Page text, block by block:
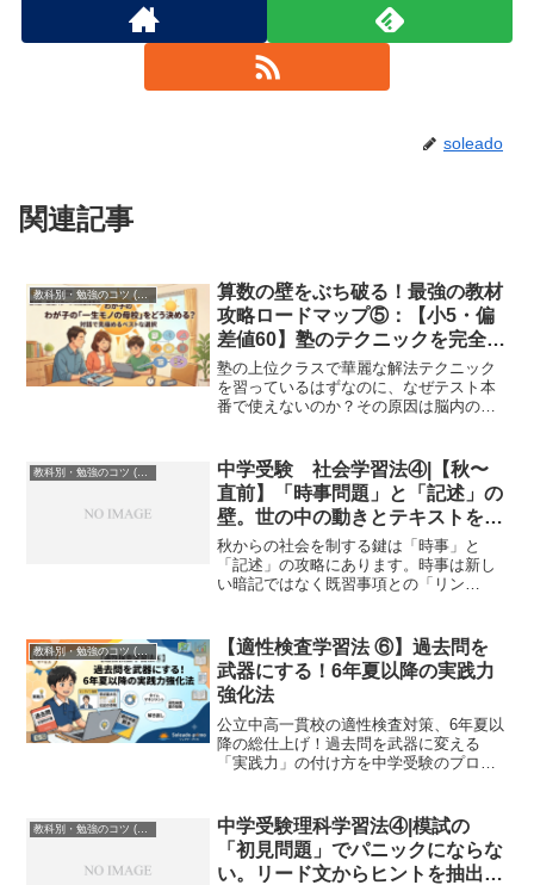
soleado
関連記事
算数の壁をぶち破る！最強の教材
攻略ロードマップ⑤：【小5・偏
差値60】塾のテクニックを完全体
系化！最強の武器『塾技100』の
回し方
塾の上位クラスで華麗な解法テクニック
を習っているはずなのに、なぜテスト本
番で使えないのか？その原因は脳内の体
学受験算数のバイブル『塾技100』の魅力
と、プロの技をノータイムで引き出すた
めのSoleado流「3周の極意」を徹底解説
します！
教科別・勉強のコツ (Study Method)
中学受験 社会学習法④|【秋〜
直前】「時事問題」と「記述」の
壁。世の中の動きとテキストをリ
ンクさせる解法
秋からの社会を制する鍵は「時事」と
「記述」の攻略にあります。時事は新し
い暗記ではなく既習事項との「リン
複雑な論述を、地理・歴史・公民の知識
を動員して解き明かす、Soleado流の実戦
的アプローチを伝授します。
【適性検査学習法 ⑥】過去問を
武器にする！6年夏以降の実践力
強化法
公立中高一貫校の適性検査対策、6年夏以
降の総仕上げ！過去問を武器に変える
「実践力」の付け方を中学受験のプロが
基礎学力、Soleado-primoの完全個別添削
の強みまで。
中学受験理科学習法④|模試の
「初見問題」でパニックにならな
い。リード文からヒントを抽出す